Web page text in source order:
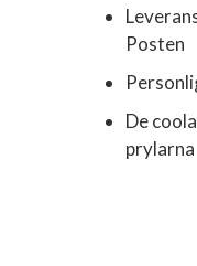
Posten
De
prylarna